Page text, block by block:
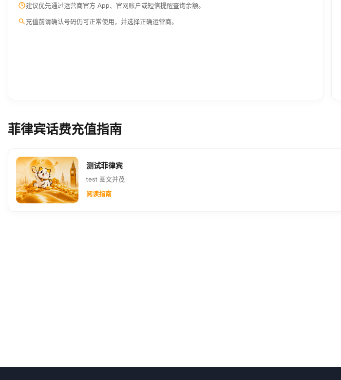
建议优先通过运营商官方 App、官网账户或短信提醒查询余额。
充值前请确认号码仍可正常使用，并选择正确运营商。
菲律宾话费充值指南
测试菲律宾
test 图文并茂
阅读指南